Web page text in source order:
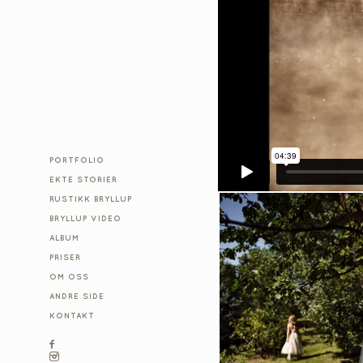
PORTFOLIO
EKTE STORIER
RUSTIKK BRYLLUP
BRYLLUP VIDEO
ALBUM
PRISER
OM OSS
ANDRE SIDE
KONTAKT